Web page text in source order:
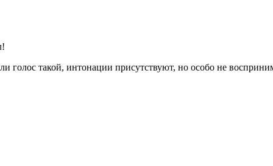
голос такой, интонации присутствуют, но особо не